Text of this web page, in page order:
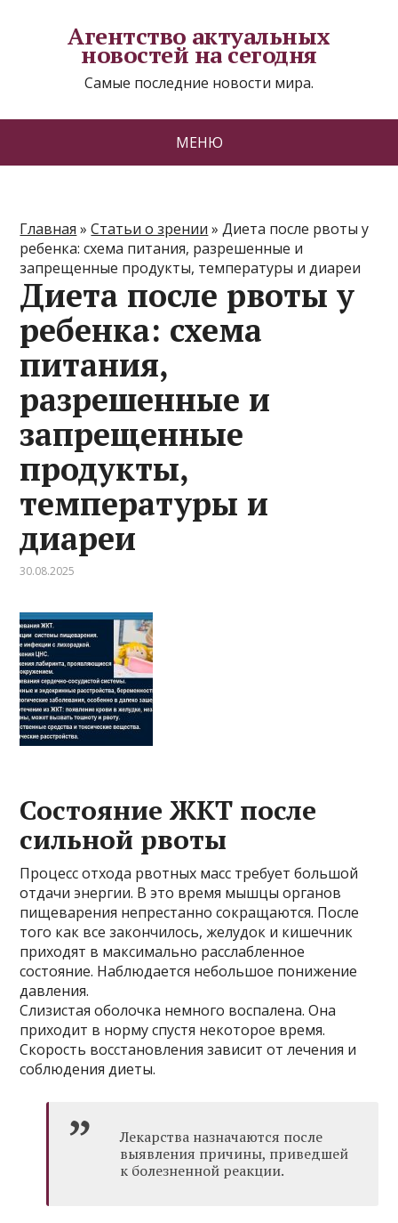
Агентство актуальных
новостей на сегодня
Самые последние новости мира.
МЕНЮ
Главная »Статьи о зрении »Диета после рвоты у
ребенка: схема питания, разрешенные и
запрещенные продукты, температуры и диареи
Диета после рвоты у
ребенка: схема
питания,
разрешенные и
запрещенные
продукты,
температуры и
диареи
30.08.2025
Состояние ЖКТ после
сильной рвоты
Процесс отхода рвотных масс требует большой
отдачи энергии. В это время мышцы органов
пищеварения непрестанно сокращаются. После
того как все закончилось, желудок и кишечник
приходят в максимально расслабленное
состояние. Наблюдается небольшое понижение
давления.
Слизистая оболочка немного воспалена. Она
приходит в норму спустя некоторое время.
Скорость восстановления зависит от лечения и
соблюдения диеты.
Лекарства назначаются после
выявления причины, приведшей
к болезненной реакции.